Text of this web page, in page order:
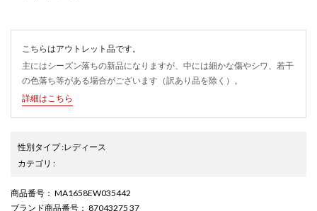
こちらはアウトレット品です。
主にはシーズン落ちの新品になりますが、中には細かな傷やシワ、若干
の色落ち等がある場合がございます（訳あり品を除く）。
詳細はこちら
性別タイプ:レディース
カテゴリ :
商品番号 ： MA1658EW035442
ブランド商品番号 ： 87043275 37